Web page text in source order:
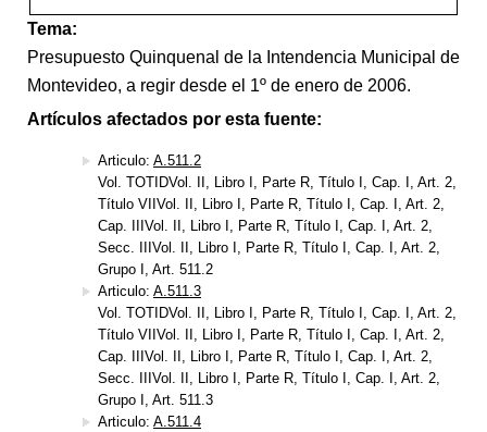
Tema:
Presupuesto Quinquenal de la Intendencia Municipal de
Montevideo, a regir desde el 1º de enero de 2006.
Artículos afectados por esta fuente:
Articulo: A.511.2
Vol. TOTIDVol. II, Libro I, Parte R, Título I, Cap. I, Art. 2,
Título VIIVol. II, Libro I, Parte R, Título I, Cap. I, Art. 2,
Cap. IIIVol. II, Libro I, Parte R, Título I, Cap. I, Art. 2,
Secc. IIIVol. II, Libro I, Parte R, Título I, Cap. I, Art. 2,
Grupo I, Art. 511.2
Articulo: A.511.3
Vol. TOTIDVol. II, Libro I, Parte R, Título I, Cap. I, Art. 2,
Título VIIVol. II, Libro I, Parte R, Título I, Cap. I, Art. 2,
Cap. IIIVol. II, Libro I, Parte R, Título I, Cap. I, Art. 2,
Secc. IIIVol. II, Libro I, Parte R, Título I, Cap. I, Art. 2,
Grupo I, Art. 511.3
Articulo: A.511.4